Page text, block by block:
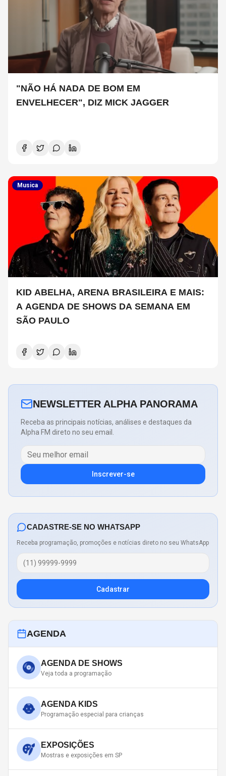
"NÃO HÁ NADA DE BOM EM
ENVELHECER", DIZ MICK JAGGER
Musica
KID ABELHA, ARENA BRASILEIRA E MAIS:
A AGENDA DE SHOWS DA SEMANA EM
SÃO PAULO
NEWSLETTER ALPHA PANORAMA
Receba as principais notícias, análises e destaques da
Alpha FM direto no seu email.
Inscrever-se
CADASTRE-SE NO WHATSAPP
Receba programação, promoções e notícias direto no seu WhatsApp
Cadastrar
AGENDA
AGENDA DE SHOWS
Veja toda a programação
AGENDA KIDS
Programação especial para crianças
EXPOSIÇÕES
Mostras e exposições em SP